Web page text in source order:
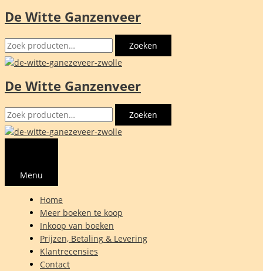
Ga
de
inhoud
De Witte Ganzenveer
Zoeken
naar:
Zoeken
De Witte Ganzenveer
Zoeken
naar:
Zoeken
Menu
Home
Meer boeken te koop
Inkoop van boeken
Prijzen, Betaling & Levering
Klantrecensies
Contact